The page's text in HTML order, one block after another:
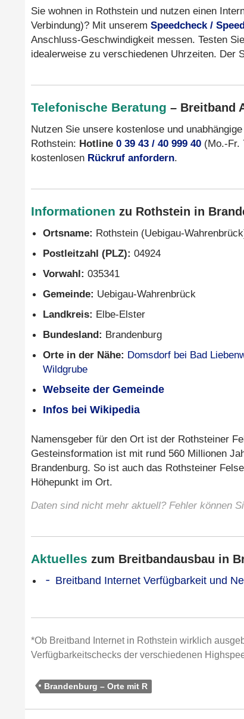
Sie wohnen in Rothstein und nutzen einen
Verbindung)? Mit unserem Speedcheck /
Anschluss-Geschwindigkeit messen. Testen
idealerweise zu verschiedenen Uhrzeiten. Der
Telefonische Beratung – Breitband
Nutzen Sie unsere kostenlose und
Rothstein: Hotline 0 39 43 / 40 999 40 (Mo.-Fr.
kostenlosen Rückruf anfordern.
Informationen zu Rothstein in
Ortsname: Rothstein (Uebigau-
Postleitzahl (PLZ): 04924
Vorwahl: 035341
Gemeinde: Uebigau-Wahrenbrück
Landkreis: Elbe-Elster
Bundesland: Brandenburg
Orte in der Nähe: Domsdorf bei Bad
Wildgrube
Webseite der Gemeinde
Infos bei Wikipedia
Namensgeber für den Ort ist der Rothsteiner
Gesteinsformation ist mit rund 560 Millionen
Brandenburg. So ist auch das Rothsteiner
Höhepunkt im Ort.
Daten sind nicht mehr aktuell? Fehler können
Aktuelles zum Breitbandausbau in
Breitband Internet Verfügbarkeit und
*Ob Breitband Internet in Rothstein wirklich
Verfügbarkeitschecks der verschiedenen
Brandenburg – Orte mit R